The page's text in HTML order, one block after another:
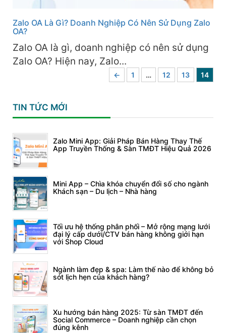
Zalo OA Là Gì? Doanh Nghiệp Có Nên Sử Dụng Zalo
OA?
Zalo OA là gì, doanh nghiệp có nên sử dụng
Zalo OA? Hiện nay, Zalo...
← 1 … 12 13 14
TIN TỨC MỚI
Zalo Mini App: Giải Pháp Bán Hàng Thay Thế
App Truyền Thống & Sàn TMĐT Hiệu Quả 2026
Mini App – Chìa khóa chuyển đổi số cho ngành
Khách sạn – Du lịch – Nhà hàng
Tối ưu hệ thống phân phối – Mở rộng mạng lưới
đại lý cấp dưới/CTV bán hàng không giới hạn
với Shop Cloud
Ngành làm đẹp & spa: Làm thế nào để không bỏ
sót lịch hẹn của khách hàng?
Xu hướng bán hàng 2025: Từ sàn TMĐT đến
Social Commerce – Doanh nghiệp cần chọn
đúng kênh